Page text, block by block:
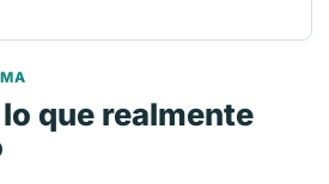
que realmente